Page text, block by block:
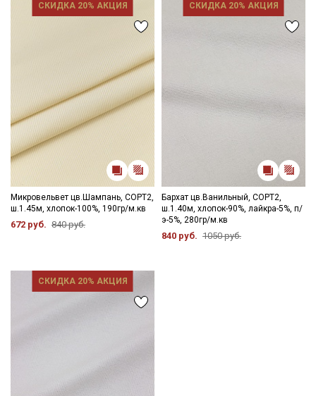
СКИДКА 20% АКЦИЯ
Микровельвет цв.Шампань, СОРТ2,
ш.1.45м, хлопок-100%, 190гр/м.кв
672 руб. 840 руб.
СКИДКА 20% АКЦИЯ
Бархат цв.Ванильный, СОРТ2,
ш.1.40м, хлопок-90%, лайкра-5%, п/
э-5%, 280гр/м.кв
840 руб. 1050 руб.
СКИДКА 20% АКЦИЯ